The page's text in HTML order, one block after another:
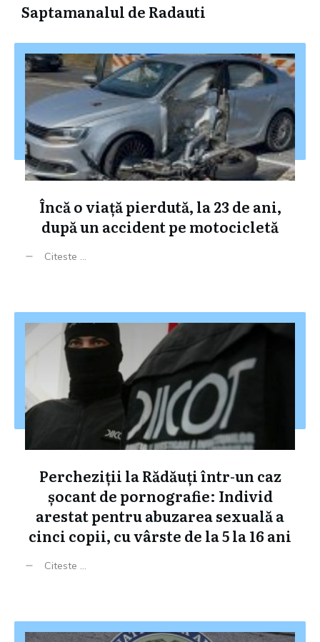
Saptamanalul de Radauti
Încă o viață pierdută, la 23 de ani,
după un accident pe motocicletă
Citeste ...
Percheziții la Rădăuți într-un caz
șocant de pornografie: Individ
arestat pentru abuzarea sexuală a
cinci copii, cu vârste de la 5 la 16 ani
Citeste ...